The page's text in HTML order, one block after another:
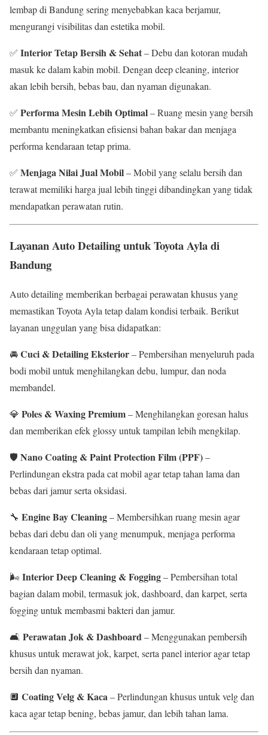
lembap di Bandung sering menyebabkan kaca berjamur,
mengurangi visibilitas dan estetika mobil.
✅ Interior Tetap Bersih & Sehat– Debu dan kotoran mudah
masuk ke dalam kabin mobil. Dengan deep cleaning, interior
akan lebih bersih, bebas bau, dan nyaman digunakan.
✅ Performa Mesin Lebih Optimal– Ruang mesin yang bersih
membantu meningkatkan efisiensi bahan bakar dan menjaga
performa kendaraan tetap prima.
✅ Menjaga Nilai Jual Mobil– Mobil yang selalu bersih dan
terawat memiliki harga jual lebih tinggi dibandingkan yang tidak
mendapatkan perawatan rutin.
Layanan Auto Detailing untuk Toyota Ayla di
Bandung
Auto detailing memberikan berbagai perawatan khusus yang
memastikan Toyota Ayla tetap dalam kondisi terbaik. Berikut
layanan unggulan yang bisa didapatkan:
🚘Cuci & Detailing Eksterior– Pembersihan menyeluruh pada
bodi mobil untuk menghilangkan debu, lumpur, dan noda
membandel.
💎 Poles & Waxing Premium– Menghilangkan goresan halus
dan memberikan efek glossy untuk tampilan lebih mengkilap.
🛡 Nano Coating & Paint Protection Film (PPF)–
Perlindungan ekstra pada cat mobil agar tetap tahan lama dan
bebas dari jamur serta oksidasi.
🔧 Engine Bay Cleaning– Membersihkan ruang mesin agar
bebas dari debu dan oli yang menumpuk, menjaga performa
kendaraan tetap optimal.
🌬Interior Deep Cleaning & Fogging– Pembersihan total
bagian dalam mobil, termasuk jok, dashboard, dan karpet, serta
fogging untuk membasmi bakteri dan jamur.
🛋 Perawatan Jok & Dashboard– Menggunakan pembersih
khusus untuk merawat jok, karpet, serta panel interior agar tetap
bersih dan nyaman.
🔲 Coating Velg & Kaca– Perlindungan khusus untuk velg dan
kaca agar tetap bening, bebas jamur, dan lebih tahan lama.